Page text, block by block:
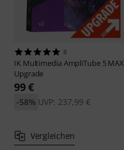
8
IK Multimedia AmpliTube 5 MAX
Upgrade
99 €
UVP: 237,99 €
-58%
Vergleichen